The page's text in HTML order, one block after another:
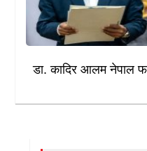
डा. कादिर आलम नेपाल